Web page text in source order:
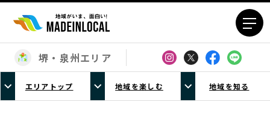
エリアから探す
北海道エリア
青森エリア
堺・泉州エリア
エリアトップ 地域を楽しむ 地域を知る